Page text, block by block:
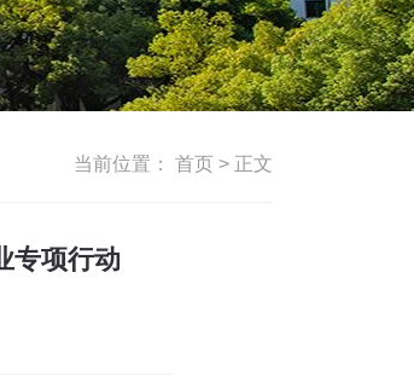
当前位置： 首页 > 正文
专项行动